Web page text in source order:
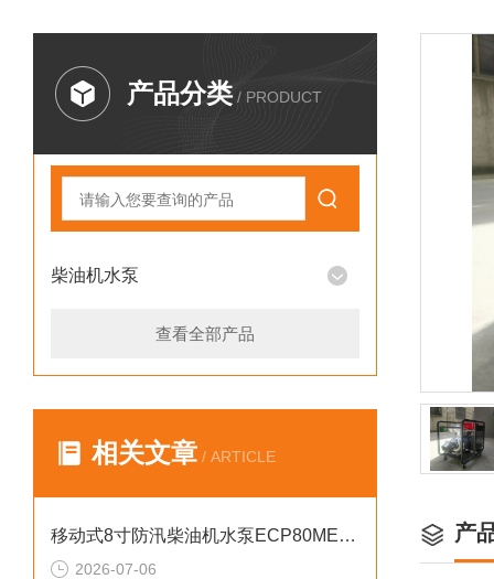
产品分类 / PRODUCT
柴油机水泵
查看全部产品
相关文章 / ARTICLE
移动式8寸防汛柴油机水泵ECP80ME产品介绍
2026-07-06
产